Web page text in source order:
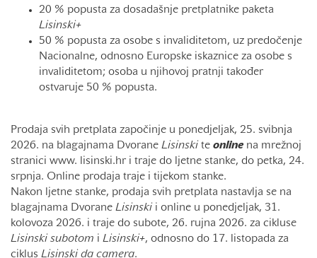
20 % popusta za dosadašnje pretplatnike paketa
Lisinski+
50 % popusta za osobe s invaliditetom, uz predočenje
Nacionalne, odnosno Europske iskaznice za osobe s
invaliditetom; osoba u njihovoj pratnji također
ostvaruje 50 % popusta.
Prodaja svih pretplata započinje u ponedjeljak, 25. svibnja
2026. na blagajnama Dvorane Lisinski te onlinena mrežnoj
stranici www. lisinski.hr i traje do ljetne stanke, do petka, 24.
srpnja. Online prodaja traje i tijekom stanke.
Nakon ljetne stanke, prodaja svih pretplata nastavlja se na
blagajnama Dvorane Lisinski i online u ponedjeljak, 31.
kolovoza 2026. i traje do subote, 26. rujna 2026. za cikluse
Lisinski subotom i Lisinski+, odnosno do 17. listopada za
ciklus Lisinski da camera.